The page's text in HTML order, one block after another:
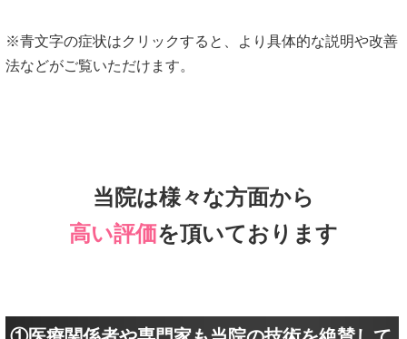
※青文字の症状はクリックすると、より具体的な説明や改善
法などがご覧いただけます。
当院は様々な方面から
高い評価を頂いております